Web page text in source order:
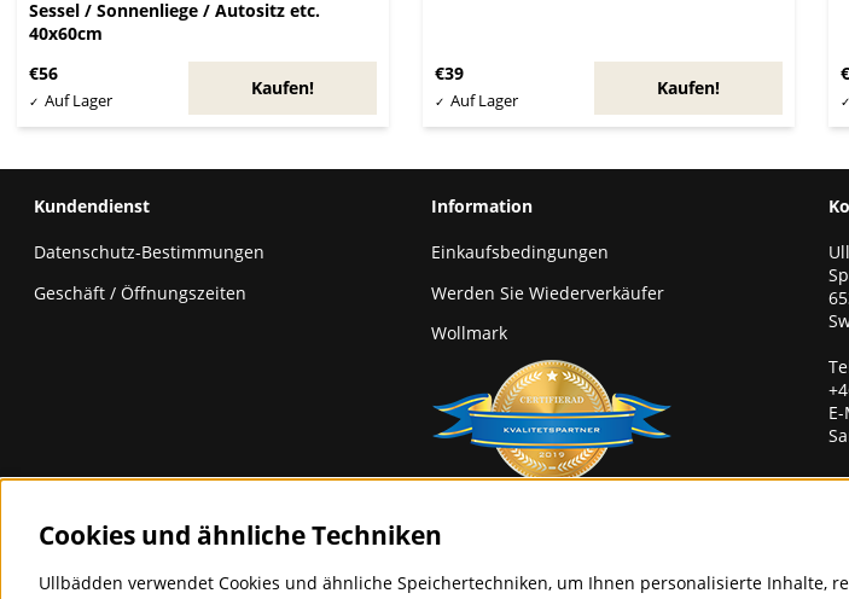
Sessel / Sonnenliege / Autositz etc.
40x60cm
€56
Kaufen!
€39
Kaufen!
Kundendienst
Datenschutz-Bestimmungen
Geschäft / Öffnungszeiten
Information
Einkaufsbedingungen
Werden Sie Wiederverkäufer
Wollmark
Cookies und ähnliche Techniken
Ullbädden verwendet Cookies und ähnliche Speichertechniken, um Ihnen personalisierte